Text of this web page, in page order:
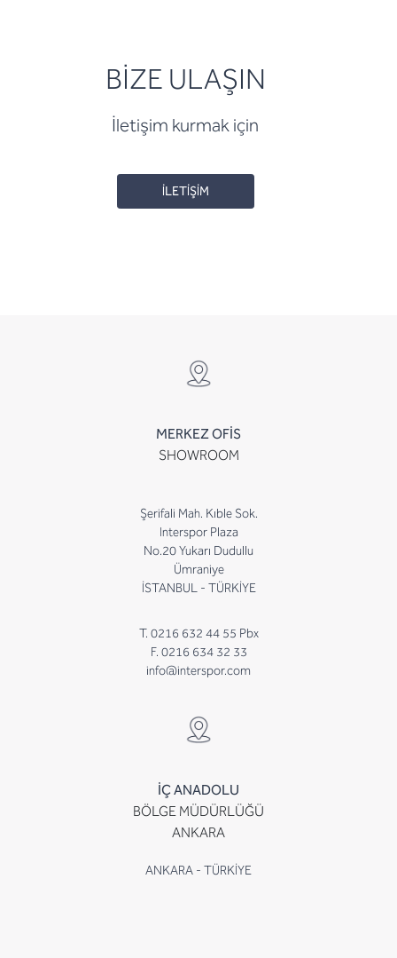
BİZE ULAŞIN
İletişim kurmak için
İLETİŞİM
MERKEZ OFİS
SHOWROOM
Şerifali Mah. Kıble Sok.
Interspor Plaza
No.20 Yukarı Dudullu
Ümraniye
İSTANBUL - TÜRKİYE
T. 0216 632 44 55 Pbx
F. 0216 634 32 33
info@interspor.com
İÇ ANADOLU
BÖLGE MÜDÜRLÜĞÜ
ANKARA
ANKARA - TÜRKİYE